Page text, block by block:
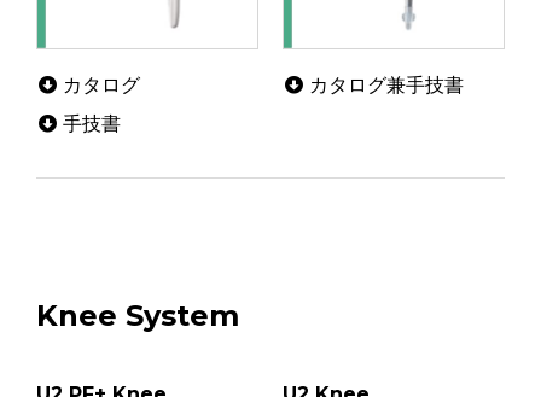
カタログ
手技書
カタログ兼手技書
Knee System